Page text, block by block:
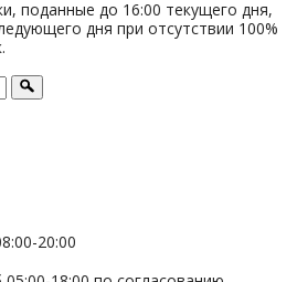
поданные до 16:00 текущего дня,
дня при отсутствии 100%
20:00